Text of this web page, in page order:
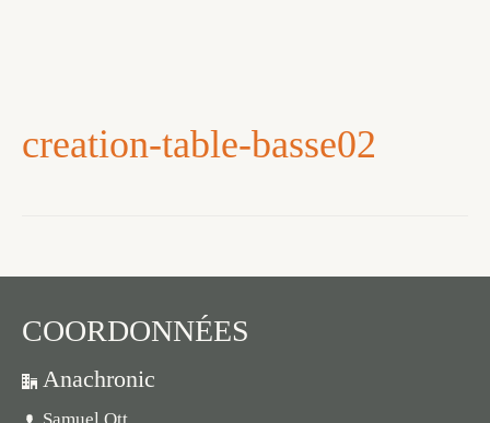
creation-table-basse02
COORDONNÉES
Anachronic